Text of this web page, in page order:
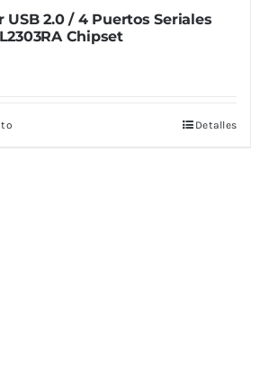
USB 2.0 / 4 Puertos Seriales
Chipset
Detalles